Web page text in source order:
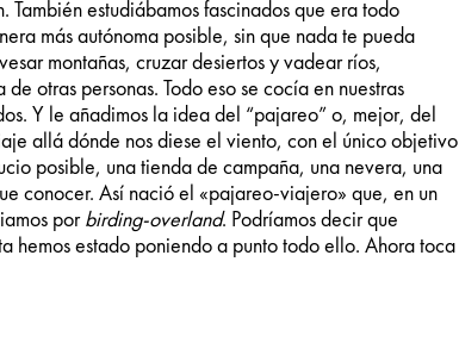
estudiábamos fascinados que era todo
más autónoma posible, sin que nada te pueda
montañas, cruzar desiertos y vadear ríos,
otras personas. Todo eso se cocía en nuestras
Y le añadimos la idea del “pajareo” o, mejor, del
allá dónde nos diese el viento, con el único objetivo
posible, una tienda de campaña, una nevera, una
conocer. Así nació el «pajareo-viajero» que, en un
por birding-overland. Podríamos decir que
hemos estado poniendo a punto todo ello. Ahora toca